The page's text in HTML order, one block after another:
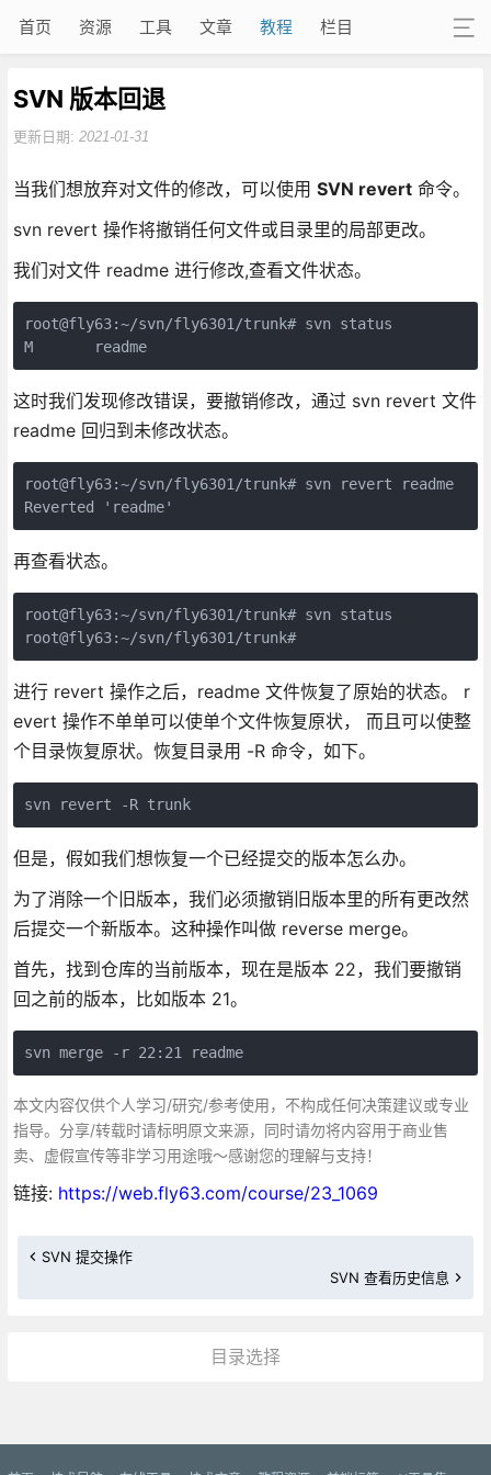
首页 资源 工具 文章 教程 栏目
SVN 版本回退
更新日期: 2021-01-31
当我们想放弃对文件的修改，可以使用 SVN revert命令。
svn revert 操作将撤销任何文件或目录里的局部更改。
我们对文件 readme 进行修改,查看文件状态。
root@fly63:~/svn/fly6301/trunk# svn status
M       readme
这时我们发现修改错误，要撤销修改，通过 svn revert 文件
readme 回归到未修改状态。
root@fly63:~/svn/fly6301/trunk# svn revert readme
Reverted 'readme'
再查看状态。
root@fly63:~/svn/fly6301/trunk# svn status
root@fly63:~/svn/fly6301/trunk#
进行 revert 操作之后，readme 文件恢复了原始的状态。 r
evert 操作不单单可以使单个文件恢复原状， 而且可以使整
个目录恢复原状。恢复目录用 -R 命令，如下。
svn revert -R trunk
但是，假如我们想恢复一个已经提交的版本怎么办。
为了消除一个旧版本，我们必须撤销旧版本里的所有更改然
后提交一个新版本。这种操作叫做 reverse merge。
首先，找到仓库的当前版本，现在是版本 22，我们要撤销
回之前的版本，比如版本 21。
svn merge -r 22:21 readme
本文内容仅供个人学习/研究/参考使用，不构成任何决策建议或专业
指导。分享/转载时请标明原文来源，同时请勿将内容用于商业售
卖、虚假宣传等非学习用途哦～感谢您的理解与支持！
链接: https://web.fly63.com/course/23_1069
SVN 提交操作
SVN 查看历史信息
目录选择